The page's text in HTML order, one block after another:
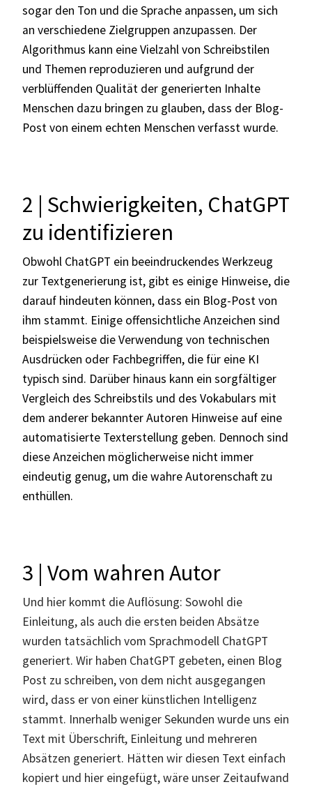
sogar den Ton und die Sprache anpassen, um sich
an verschiedene Zielgruppen anzupassen. Der
Algorithmus kann eine Vielzahl von Schreibstilen
und Themen reproduzieren und aufgrund der
verblüffenden Qualität der generierten Inhalte
Menschen dazu bringen zu glauben, dass der Blog-
Post von einem echten Menschen verfasst wurde.
2 | Schwierigkeiten, ChatGPT
zu identifizieren
Obwohl ChatGPT ein beeindruckendes Werkzeug
zur Textgenerierung ist, gibt es einige Hinweise, die
darauf hindeuten können, dass ein Blog-Post von
ihm stammt. Einige offensichtliche Anzeichen sind
beispielsweise die Verwendung von technischen
Ausdrücken oder Fachbegriffen, die für eine KI
typisch sind. Darüber hinaus kann ein sorgfältiger
Vergleich des Schreibstils und des Vokabulars mit
dem anderer bekannter Autoren Hinweise auf eine
automatisierte Texterstellung geben. Dennoch sind
diese Anzeichen möglicherweise nicht immer
eindeutig genug, um die wahre Autorenschaft zu
enthüllen.
3 | Vom wahren Autor
Und hier kommt die Auflösung: Sowohl die
Einleitung, als auch die ersten beiden Absätze
wurden tatsächlich vom Sprachmodell ChatGPT
generiert. Wir haben ChatGPT gebeten, einen Blog
Post zu schreiben, von dem nicht ausgegangen
wird, dass er von einer künstlichen Intelligenz
stammt. Innerhalb weniger Sekunden wurde uns ein
Text mit Überschrift, Einleitung und mehreren
Absätzen generiert. Hätten wir diesen Text einfach
kopiert und hier eingefügt, wäre unser Zeitaufwand